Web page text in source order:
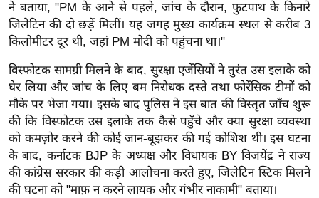
ज
ग
त
बॉ
ली
वु
ड
हॉ
ली
वु
ने बताया, "PM के आने से पहले, जांच के दौरान, फुटपाथ के किनारे
जिलेटिन की दो छड़ें मिलीं। यह जगह मुख्य कार्यक्रम स्थल से करीब 3
किलोमीटर दूर थी, जहां PM मोदी को पहुंचना था।"
विस्फोटक सामग्री मिलने के बाद, सुरक्षा एजेंसियों ने तुरंत उस इलाके को
घेर लिया और जांच के लिए बम निरोधक दस्ते तथा फोरेंसिक टीमों को
मौके पर भेजा गया। इसके बाद पुलिस ने इस बात की विस्तृत जाँच शुरू
की कि विस्फोटक उस इलाके तक कैसे पहुँचे और क्या सुरक्षा व्यवस्था
को कमज़ोर करने की कोई जान-बूझकर की गई कोशिश थी।इस घटना
के बाद, कर्नाटक BJP के अध्यक्ष और विधायक BY विजयेंद्र ने राज्य
की कांग्रेस सरकार की कड़ी आलोचना करते हुए, जिलेटिन स्टिक मिलने
की घटना को "माफ़ न करने लायक और गंभीर नाकामी" बताया।